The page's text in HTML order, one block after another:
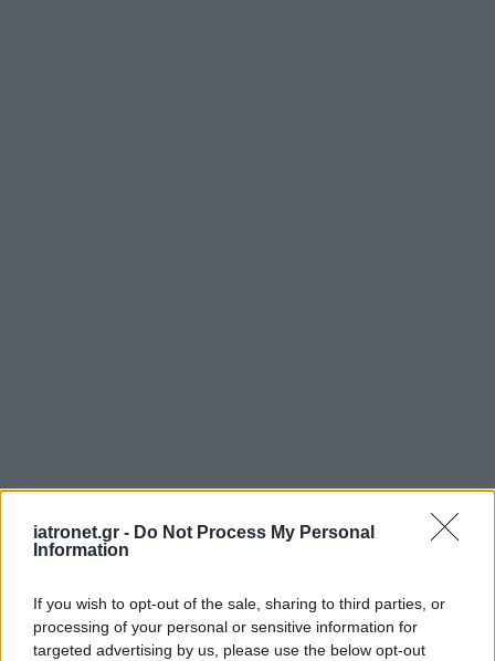
iatronet.gr - Do Not Process My Personal
Information
If you wish to opt-out of the sale, sharing to third parties, or
processing of your personal or sensitive information for
targeted advertising by us, please use the below opt-out